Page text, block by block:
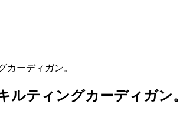
カーディガン。
ルティングカーディガン。